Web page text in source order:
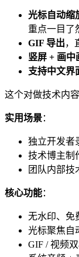
光标自动缩
重点一目了
GIF 导出，
竖屏 + 画中
支持中文界
这个对做技术内
实用场景：
独立开发者
技术博主制
团队内部技
核心功能：
无水印、免
光标聚焦自
GIF / 视频